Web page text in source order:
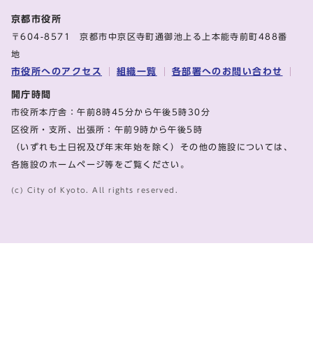
京都市役所
〒604-8571 京都市中京区寺町通御池上る上本能寺前町488番
地
市役所へのアクセス 組織一覧 各部署へのお問い合わせ
開庁時間
市役所本庁舎：午前8時45分から午後5時30分
区役所・支所、出張所：午前9時から午後5時
（いずれも土日祝及び年末年始を除く）その他の施設については、
各施設のホームページ等をご覧ください。
(c) City of Kyoto. All rights reserved.